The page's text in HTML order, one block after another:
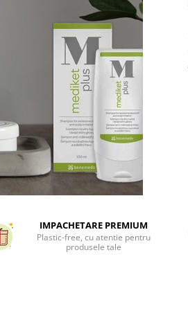
IMPACHETARE PREMIUM
Plastic-free, cu atentie pentru
produsele tale